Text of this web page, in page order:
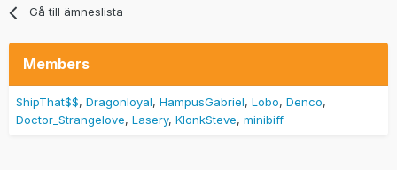
Gå till ämneslista
Members
ShipThat$$ Dragonloyal HampusGabriel Lobo Denco
Doctor_Strangelove Lasery KlonkSteve minibiff